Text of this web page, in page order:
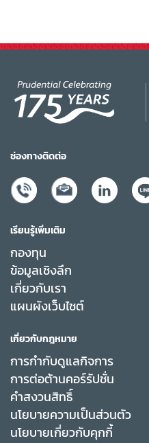
ช่องทางติดต่อ
เรียนรู้เพิ่มเติม
กองทุน
ข้อมูลเชิงลึก
เกี่ยวกับเรา
แผนผังเว็บไซต์
เกี่ยวกับกฎหมาย
การกำกับดูแลกิจการ
การต่อต้านคอร์รัปชั่น
คำสงวนสิทธิ์
นโยบายความเป็นส่วนตัว
นโยบายเกี่ยวกับคุกกี้